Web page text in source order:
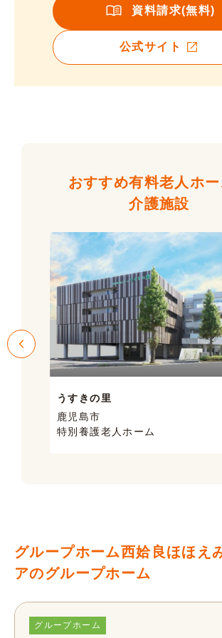
資料請求(無料)
公式サイト
おすすめ有料老人ホー
介護施設
うすきの里
鹿児島市
特別養護老人ホーム
グループホーム西姶良ほほえ
アのグループホーム
グループホーム